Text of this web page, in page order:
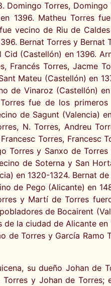
Domingo Torres, Domingo
1396. Matheu Torres
vecino de Riu de
Bernat Torres y Bernat
(Castellón) en 1396.
Francés Torres, Jacme
Mateu (Castellón) en
de Vinaroz (Castellón) en
fue de los primeros
de Sagunt (Valencia)
N. Torres, Andreu
Torres, Francesc
Torres y Sanxo de
de Soterna y San
en 1320-1324. Bernat
de Pego (Alicante) en
y Martí de Torres
de Bocairent
la ciudad de Alicante en
de Torres y García Ramo
su dueño Johan de
y Johan de Torres;